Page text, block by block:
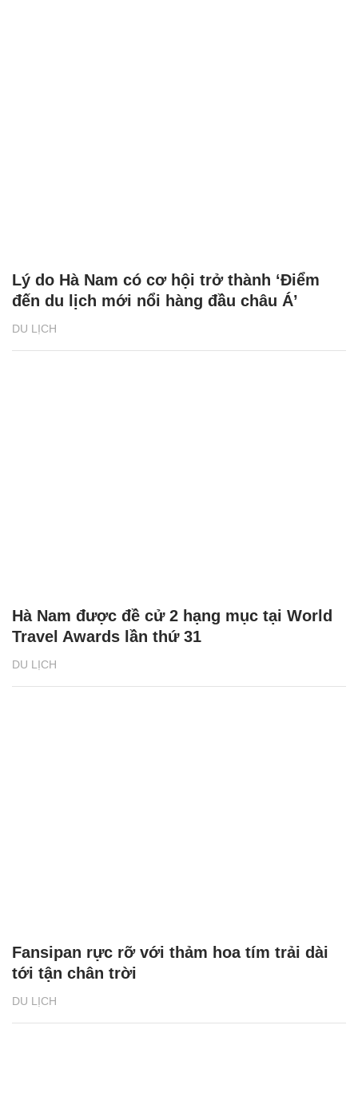
DU LỊCH
Lý do Hà Nam có cơ hội trở thành ‘Điểm
đến du lịch mới nổi hàng đầu châu Á’
DU LỊCH
Hà Nam được đề cử 2 hạng mục tại World
Travel Awards lần thứ 31
DU LỊCH
Fansipan rực rỡ với thảm hoa tím trải dài
tới tận chân trời